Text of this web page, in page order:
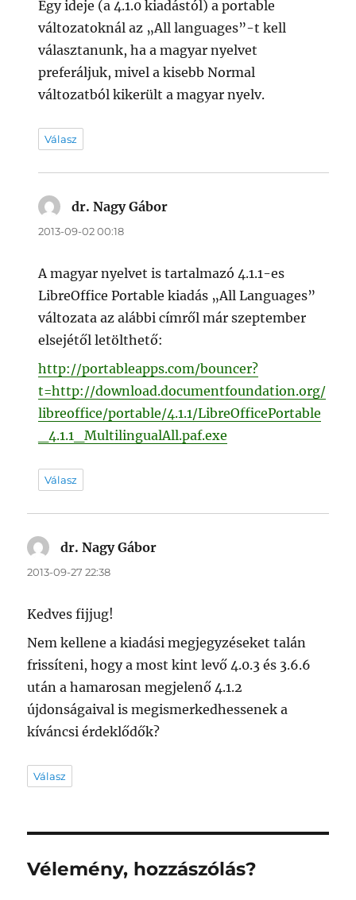
Egy ideje (a 4.1.0 kiadástól) a portable
változatoknál az „All languages”-t kell
választanunk, ha a magyar nyelvet
preferáljuk, mivel a kisebb Normal
változatból kikerült a magyar nyelv.
Válasz
dr. Nagy Gábor
2013-09-02 00:18
A magyar nyelvet is tartalmazó 4.1.1-es
LibreOffice Portable kiadás „All Languages”
változata az alábbi címről már szeptember
elsejétől letölthető:
http://portableapps.com/bouncer?
t=http://download.documentfoundation.org/
libreoffice/portable/4.1.1/LibreOfficePortable
_4.1.1_MultilingualAll.paf.exe
Válasz
dr. Nagy Gábor
2013-09-27 22:38
Kedves fijjug!
Nem kellene a kiadási megjegyzéseket talán
frissíteni, hogy a most kint levő 4.0.3 és 3.6.6
után a hamarosan megjelenő 4.1.2
újdonságaival is megismerkedhessenek a
kíváncsi érdeklődők?
Válasz
Vélemény, hozzászólás?